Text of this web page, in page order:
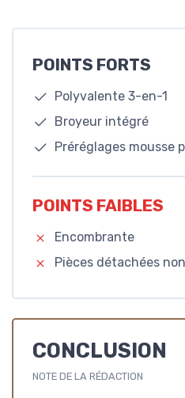
POINTS FORTS
Polyvalente 3-en-1
Broyeur intégré
Préréglages mousse
POINTS FAIBLES
Encombrante
Pièces détachées
CONCLUSION
NOTE DE LA RÉDACTION